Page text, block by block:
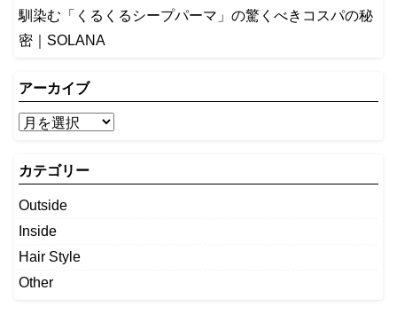
馴染む「くるくるシープパーマ」の驚くべきコスパの秘
密｜SOLANA
アーカイブ
カテゴリー
Outside
Inside
Hair Style
Other